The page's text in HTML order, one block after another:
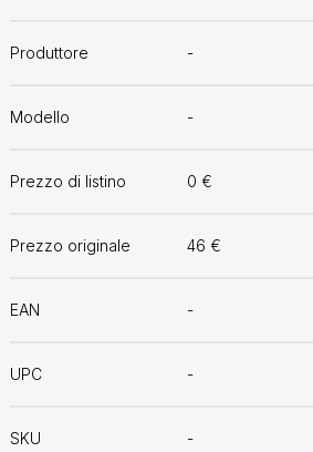
Produttore -
Modello -
Prezzo di listino 0 €
Prezzo originale 46 €
EAN -
UPC -
SKU -